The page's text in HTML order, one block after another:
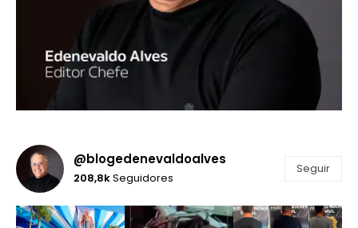
@blogedenevaldoalves
208,8kSeguidores
Seguir